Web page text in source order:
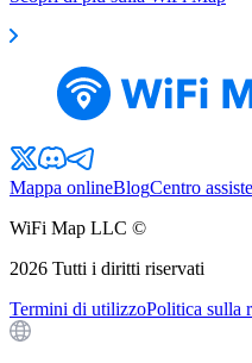
Mappa onlineBlogCentro
WiFi Map LLC ©
2026 Tutti i diritti riservati
Termini di utilizzoPolitica sulla